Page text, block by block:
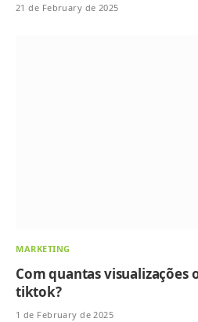
21 de February de 2025
MARKETING
Com quantas visualizações
tiktok?
1 de February de 2025